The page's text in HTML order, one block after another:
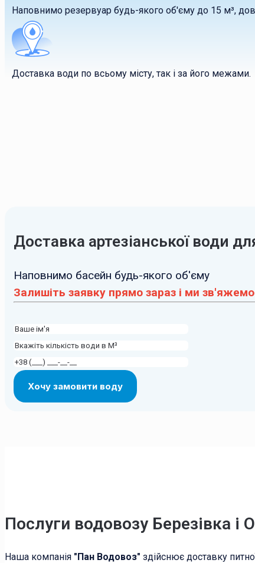
Наповнимо резервуар будь-якого об'єму до 15 м³,
Доставка води по всьому місту, так і за його межами.
Доставка артезіанської води
Наповнимо басейн будь-якого об'єму
Залишіть заявку прямо зараз і ми
Послуги водовозу Березівка і
Наша компанія "Пан Водовоз" здійснює доставку